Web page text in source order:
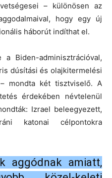
– különösen az
hogy egy új
háborút indíthat el.
Biden-adminisztrációval,
dúsítási és olajkitermelési
mondta két tisztviselő. A
érdekében névtelenül
Izrael beleegyezett,
katonai célpontokra
aggódnak amiatt,